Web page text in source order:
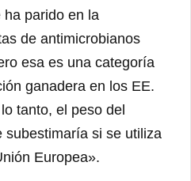
ha parido en la
de antimicrobianos
esa es una categoría
ganadera en los EE.
tanto, el peso del
subestimaría si se utiliza
Europea».